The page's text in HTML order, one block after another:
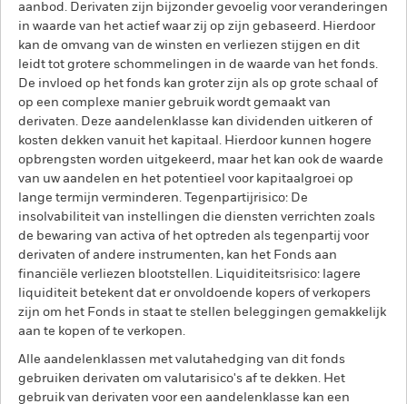
aanbod. Derivaten zijn bijzonder gevoelig voor veranderingen
in waarde van het actief waar zij op zijn gebaseerd. Hierdoor
kan de omvang van de winsten en verliezen stijgen en dit
leidt tot grotere schommelingen in de waarde van het fonds.
De invloed op het fonds kan groter zijn als op grote schaal of
op een complexe manier gebruik wordt gemaakt van
derivaten. Deze aandelenklasse kan dividenden uitkeren of
kosten dekken vanuit het kapitaal. Hierdoor kunnen hogere
opbrengsten worden uitgekeerd, maar het kan ook de waarde
van uw aandelen en het potentieel voor kapitaalgroei op
lange termijn verminderen. Tegenpartijrisico: De
insolvabiliteit van instellingen die diensten verrichten zoals
de bewaring van activa of het optreden als tegenpartij voor
derivaten of andere instrumenten, kan het Fonds aan
financiële verliezen blootstellen. Liquiditeitsrisico: lagere
liquiditeit betekent dat er onvoldoende kopers of verkopers
zijn om het Fonds in staat te stellen beleggingen gemakkelijk
aan te kopen of te verkopen.
Alle aandelenklassen met valutahedging van dit fonds
gebruiken derivaten om valutarisico's af te dekken. Het
gebruik van derivaten voor een aandelenklasse kan een